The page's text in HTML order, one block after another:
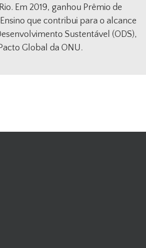
Em 2019, ganhou Prêmio de
que contribui para o alcance
Sustentável (ODS),
Global da ONU.